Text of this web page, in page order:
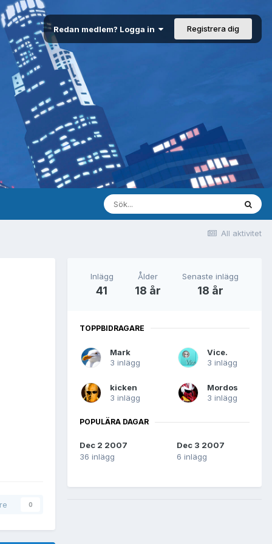
Redan medlem? Logga in Registrera dig
All aktivitet
0
Inlägg
41
Ålder
18 år
Senaste inlägg
18 år
TOPPBIDRAGARE
Mark
3 inlägg
Vice.
3 inlägg
kicken
3 inlägg
Mordos
3 inlägg
POPULÄRA DAGAR
Dec 2 2007
36 inlägg
Dec 3 2007
6 inlägg